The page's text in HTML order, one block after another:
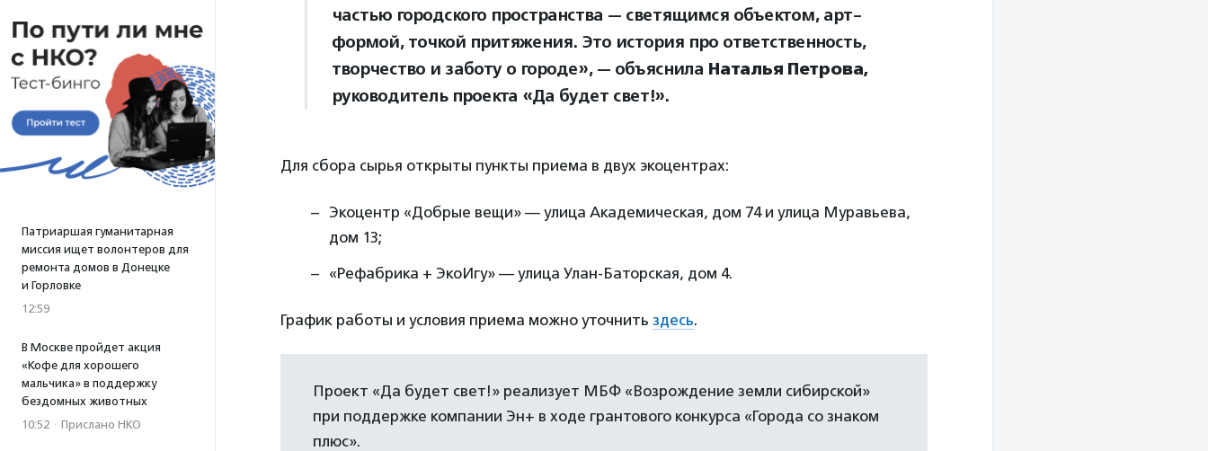
Патриаршая гуманитарная
миссия ищет волонтеров для
ремонта домов в Донецке
и Горловке
12:59
В Москве пройдет акция
«Кофе для хорошего
мальчика» в поддержку
бездомных животных
10:52 · Прислано НКО
частью городского пространства — светящимся объектом, арт-
формой, точкой притяжения. Это история про ответственность,
творчество и заботу о городе», — объяснила Наталья Петрова,
руководитель проекта «Да будет свет!».
Для сбора сырья открыты пункты приема в двух экоцентрах:
Экоцентр «Добрые вещи» — улица Академическая, дом 74 и улица Муравьева,
дом 13;
«Рефабрика + ЭкоИгу» — улица Улан-Баторская, дом 4.
График работы и условия приема можно уточнить здесь.
Проект «Да будет свет!» реализует МБФ «Возрождение земли сибирской»
при поддержке компании Эн+ в ходе грантового конкурса «Города со знаком
плюс».